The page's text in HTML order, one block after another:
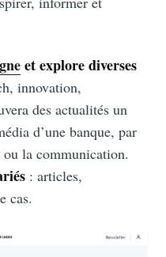
et explore diverses
innovation,
des actualités un
d’une banque, par
la communication.
: articles,
cas.